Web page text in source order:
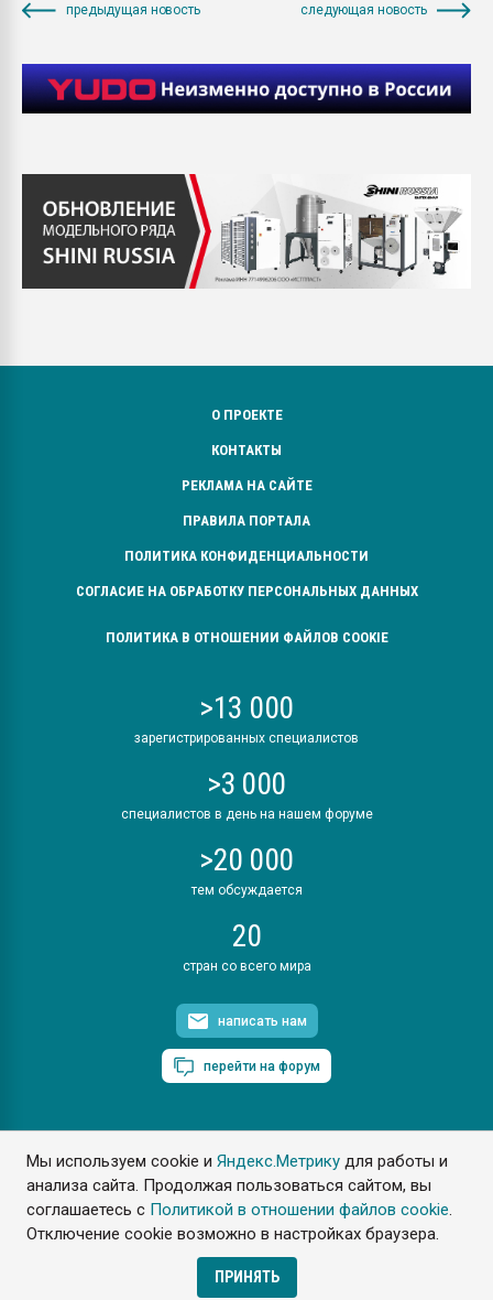
Мы используем cookie иЯндекс.Метрику для работы и
анализа сайта. Продолжая пользоваться сайтом, вы
соглашаетесь с Политикой в отношении файлов cookie.
Отключение cookie возможно в настройках браузера.
ПРИНЯТЬ
предыдущая новость следующая новость
О ПРОЕКТЕ
КОНТАКТЫ
РЕКЛАМА НА САЙТЕ
ПРАВИЛА ПОРТАЛА
ПОЛИТИКА КОНФИДЕНЦИАЛЬНОСТИ
СОГЛАСИЕ НА ОБРАБОТКУ ПЕРСОНАЛЬНЫХ ДАННЫХ
ПОЛИТИКА В ОТНОШЕНИИ ФАЙЛОВ COOKIE
>13 000
зарегистрированных специалистов
>3 000
специалистов в день на нашем форуме
>20 000
тем обсуждается
20
стран со всего мира
написать нам
перейти на форум
ПластЭксперт © 2006. Все права защищены
Разрешается копирование материалов сайта с обязательной
ссылкой на www.e-plastic.ru
Разработка сайта